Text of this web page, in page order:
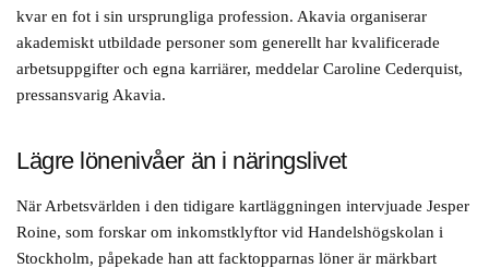
kvar en fot i sin ursprungliga profession. Akavia organiserar
akademiskt utbildade personer som generellt har kvalificerade
arbetsuppgifter och egna karriärer, meddelar Caroline Cederquist,
pressansvarig Akavia.
Lägre lönenivåer än i näringslivet
När Arbetsvärlden i den tidigare kartläggningen intervjuade Jesper
Roine, som forskar om inkomstklyftor vid Handelshögskolan i
Stockholm, påpekade han att facktopparnas löner är märkbart